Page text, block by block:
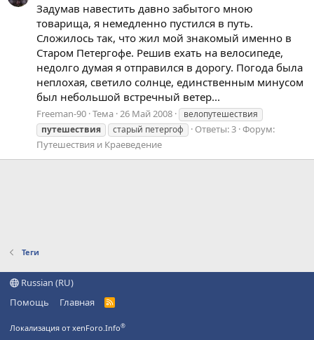
Задумав навестить давно забытого мною
товарища, я немедленно пустился в путь.
Сложилось так, что жил мой знакомый именно в
Старом Петергофе. Решив ехать на велосипеде,
недолго думая я отправился в дорогу. Погода была
неплохая, светило солнце, единственным минусом
был небольшой встречный ветер...
Freeman-90 Тема 26 Май 2008
велопутешествия
путешествия
старый петергоф Ответы: 3 Форум:
Путешествия и Краеведение
Теги
Russian (RU)
Помощь
Главная
R
Локализация от xenForo.Info®